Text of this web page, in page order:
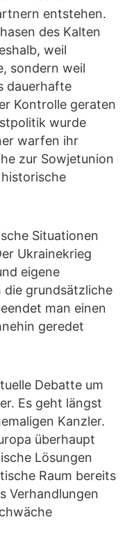
entstehen.
des Kalten
weil
sondern weil
dauerhafte
Kontrolle geraten
wurde
warfen ihr
zur Sowjetunion
Situationen
Ukrainekrieg
eigene
grundsätzliche
man einen
geredet
Debatte um
Es geht längst
Kanzler.
überhaupt
Lösungen
Raum bereits
Verhandlungen